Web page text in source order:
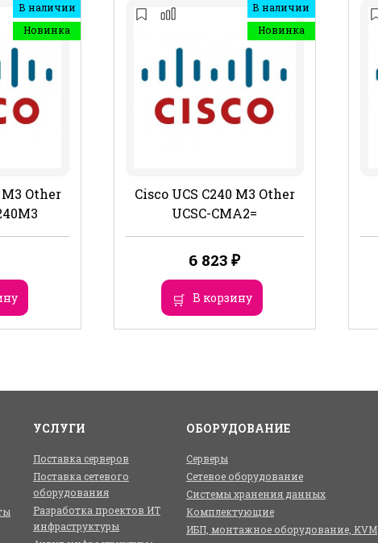
В наличии
Новинка
M3 Other
В наличии
Новинка
Cisco UCS C240 M3 Other
UCSC-CMA2=
6 823₽
В корзину
УСЛУГИ
Поставка серверов
Поставка сетевого
оборудования
Разработка проектов ИТ
инфраструктуры
ОБОРУДОВАНИЕ
Серверы
Сетевое оборудование
Системы хранения данных
Комплектующие
ИБП, монтажное оборудование, KVM